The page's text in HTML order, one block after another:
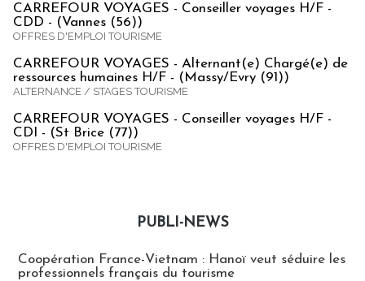
CARREFOUR VOYAGES - Conseiller voyages H/F -
CDD - (Vannes (56))
OFFRES D'EMPLOI TOURISME
CARREFOUR VOYAGES - Alternant(e) Chargé(e) de
ressources humaines H/F - (Massy/Evry (91))
ALTERNANCE / STAGES TOURISME
CARREFOUR VOYAGES - Conseiller voyages H/F -
CDI - (St Brice (77))
OFFRES D'EMPLOI TOURISME
PUBLI-NEWS
Coopération France-Vietnam : Hanoï veut séduire les
professionnels français du tourisme